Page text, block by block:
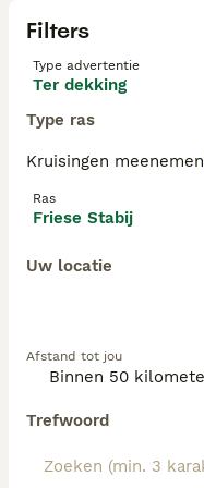
Filters
Type advertentie
Ter dekking
Type ras
Kruisingen meenemen
Ras
Friese Stabij
Uw locatie
Afstand tot jou
Trefwoord